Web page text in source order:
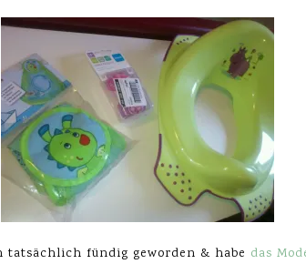
tatsächlich fündig geworden & habe das